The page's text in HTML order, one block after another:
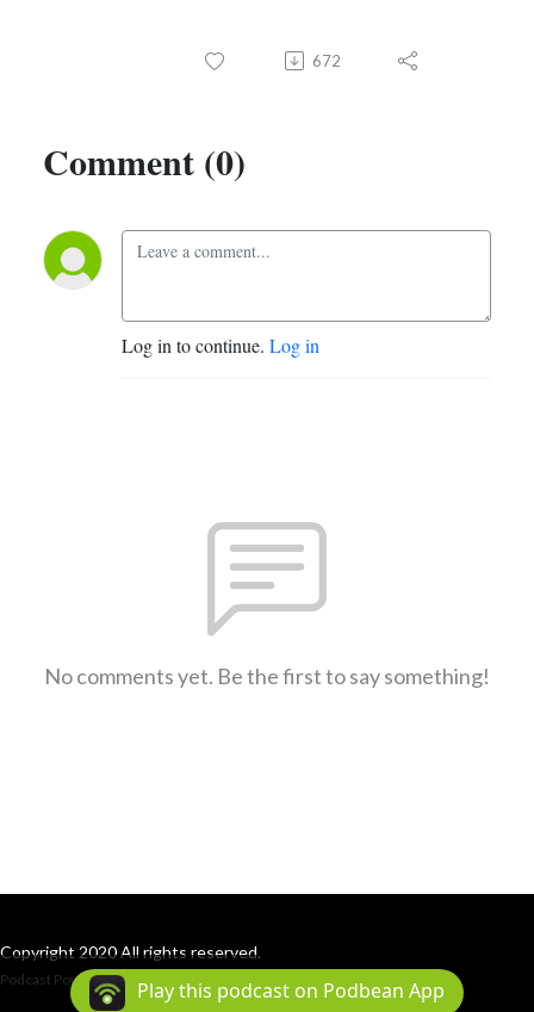
672
Comment (0)
Log in to continue. Log in
No comments yet. Be the first to say something!
Copyright 2020 All rights reserved.
Podcast Powered By Podbean
Play this podcast on Podbean App